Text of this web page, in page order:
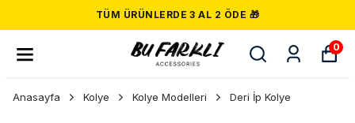
TÜM ÜRÜNLERDE 3 AL 2 ÖDE 🎁
0
Anasayfa Kolye Kolye Modelleri Deri İp Kolye